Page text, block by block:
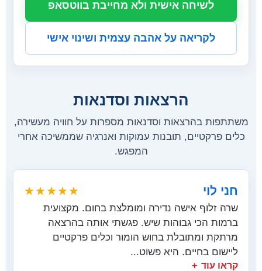
לשיחה אישית ולא מחייבת בווטסאפ
לקריאה על אהבה עצמית ושינוי אישי
הרצאות וסדנאות
משתתפות בהרצאות וסדנאות מספרות על חוויה מעשירה,
כלים פרקטיים, תובנות עמוקות ואנרגיה שממשיכה אחרי
המפגש.
חני לוי ★★★★★
שרה זלוף אישה נדירה ומומלצת בחום. מקצועית
ברמות הכי גבוהות שיש. פגשתי אותה בהרצאה
מרתקת ומתובלת בחוש הומור וכלים פרקטיים
ליישום בחיים. היא פשוט...
קראו עוד